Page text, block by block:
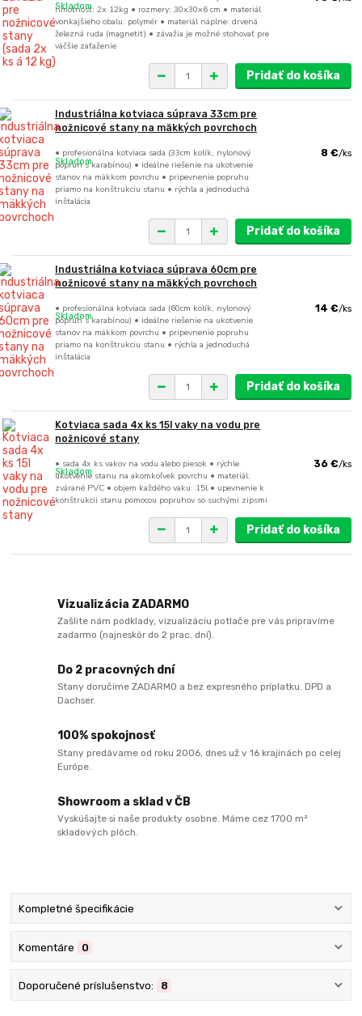
hmotnosť: 2x 12kg • rozmery: 30x30x6 cm • materiál
vonkajšieho obalu: polymér • materiál náplne: drvená
železná ruda (magnetit) • závažia je možné stohovať pre
väčšie zaťaženie
Skladom
Pridať do košíka
Industriálna kotviaca súprava 33cm pre
nožnicové stany na mäkkých povrchoch
• profesionálna kotviaca sada (33cm kolík, nylonový
popruh s karabínou) • ideálne riešenie na ukotvenie
stanov na mäkkom povrchu • pripevnenie popruhu
priamo na konštrukciu stanu • rýchla a jednoduchá
inštalácia
8 €/ks
Skladom
Pridať do košíka
Industriálna kotviaca súprava 60cm pre
nožnicové stany na mäkkých povrchoch
• profesionálna kotviaca sada (60cm kolík, nylonový
popruh s karabínou) • ideálne riešenie na ukotvenie
stanov na mäkkom povrchu • pripevnenie popruhu
priamo na konštrukciu stanu • rýchla a jednoduchá
inštalácia
14 €/ks
Skladom
Pridať do košíka
Kotviaca sada 4x ks 15l vaky na vodu pre
nožnicové stany
• sada 4x ks vakov na vodu alebo piesok • rýchle
ukotvenie stanu na akomkoľvek povrchu • materiál:
zvárané PVC • objem každého vaku: 15l • upevnenie k
konštrukcii stanu pomocou popruhov so suchými zipsmi
36 €/ks
Skladom
Pridať do košíka
Vizualizácia ZADARMO
Zašlite nám podklady, vizualizáciu potlače pre vás pripravíme
zadarmo (najneskôr do 2 prac. dní).
Do 2 pracovných dní
Stany doručíme ZADARMO a bez expresného príplatku. DPD a
Dachser.
100% spokojnosť
Stany predávame od roku 2006, dnes už v 16 krajinách po celej
Európe.
Showroom a sklad v ČB
Vyskúšajte si naše produkty osobne. Máme cez 1700 m²
skladových plôch.
Kompletné špecifikácie
Komentáre 0
Doporučené príslušenstvo: 8